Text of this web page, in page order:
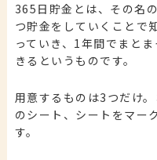
365日貯金とは、その名
つ貯金をしていくことで
っていき、1年間でまと
きるというものです。
用意するものは3つだけ
のシート、シートをマー
す。